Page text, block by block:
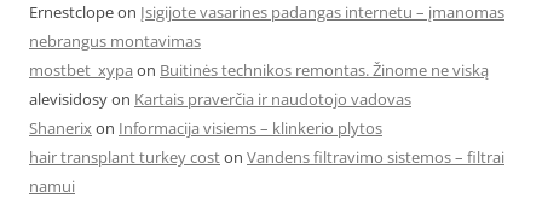
Ernestclopeon Įsigijote vasarines padangas internetu – įmanomas
nebrangus montavimas
mostbet_xypa on Buitinės technikos remontas. Žinome ne viską
alevisidosyon Kartais praverčia ir naudotojo vadovas
Shanerixon Informacija visiems – klinkerio plytos
hair transplant turkey coston Vandens filtravimo sistemos – filtrai
namui